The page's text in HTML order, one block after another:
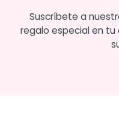
Suscríbete a
regalo especial en